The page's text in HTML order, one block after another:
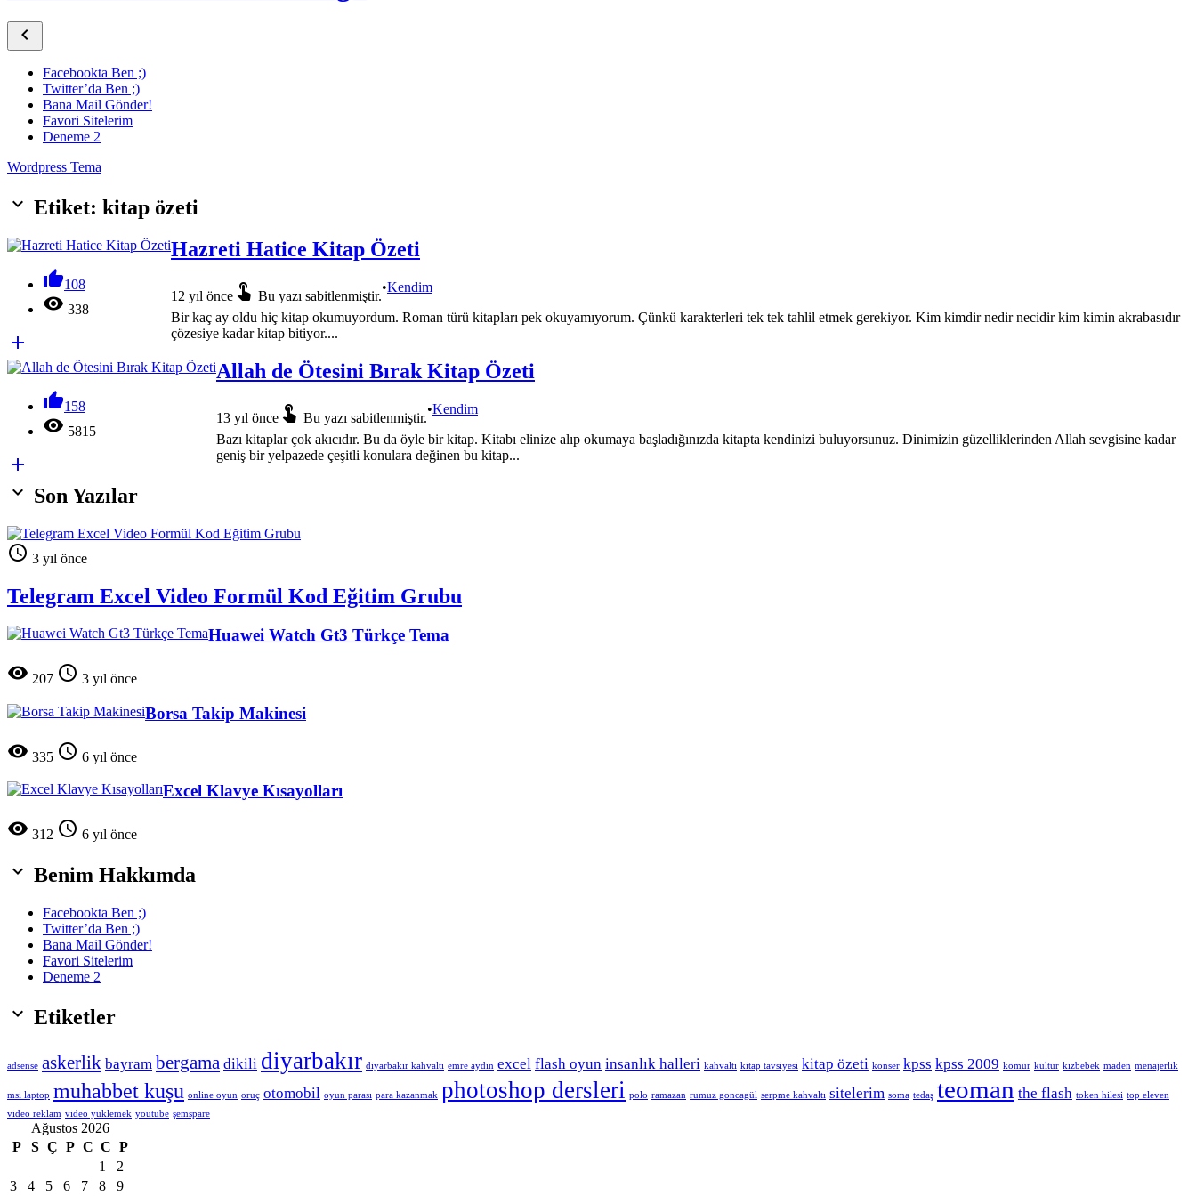

Facebookta Ben ;)
Twitter’da Ben ;)
Bana Mail Gönder!
Favori Sitelerim
Deneme 2
Wordpress Tema
keyboard_arrow_down Etiket: kitap özeti
108
 338

Hazreti Hatice Kitap Özeti
12 yıl önce  Bu yazı sabitlenmiştir.
•Kendim
Bir kaç ay oldu hiç kitap okumuyordum. Roman türü kitapları pek okuyamıyorum. Çünkü karakterleri tek tek tahlil etmek gerekiyor. Kim kimdir nedir necidir kim kimin akrabasıdır
çözesiye kadar kitap bitiyor....
158
 5815

Allah de Ötesini Bırak Kitap Özeti
13 yıl önce  Bu yazı sabitlenmiştir.
•Kendim
Bazı kitaplar çok akıcıdır. Bu da öyle bir kitap. Kitabı elinize alıp okumaya başladığınızda kitapta kendinizi buluyorsunuz. Dinimizin güzelliklerinden Allah sevgisine kadar
geniş bir yelpazede çeşitli konulara değinen bu kitap...
 Son Yazılar
 3 yıl önce
Telegram Excel Video Formül Kod Eğitim Grubu
Huawei Watch Gt3 Türkçe Tema
 207  3 yıl önce
Borsa Takip Makinesi
 335  6 yıl önce
Excel Klavye Kısayolları
 312  6 yıl önce
 Benim Hakkımda
Facebookta Ben ;)
Twitter’da Ben ;)
Bana Mail Gönder!
Favori Sitelerim
Deneme 2
 Etiketler
adsense askerlik bayram bergama dikili diyarbakır diyarbakır kahvaltı emre aydın excel flash oyun insanlık halleri kahvaltı kitap tavsiyesi kitap özeti konser kpss kpss 2009 kömür kültür kızbebek maden menajerlik
msi laptop muhabbet kuşu online oyun oruç otomobil oyun parası para kazanmak photoshop dersleri polo ramazan rumuz goncagül serpme kahvaltı sitelerim soma tedaş teoman the flash token hilesi top eleven
video reklam video yüklemek youtube şemspare
Ağustos 2026
P
S Ç P C C P
1
2
3
4 5 6 7 8 9